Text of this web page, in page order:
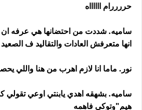
حررررام ااااااه
ساميه. شددت من احتضانها هي عرفه ان
انها متعرفش العادات والتقاليد ف الصعيد
نور. ماما انا لازم اهرب من هنا واللي
ساميه. بشهقه اهدي يابنتي اوعي تقولي
هيم"وتوكي فاهمه